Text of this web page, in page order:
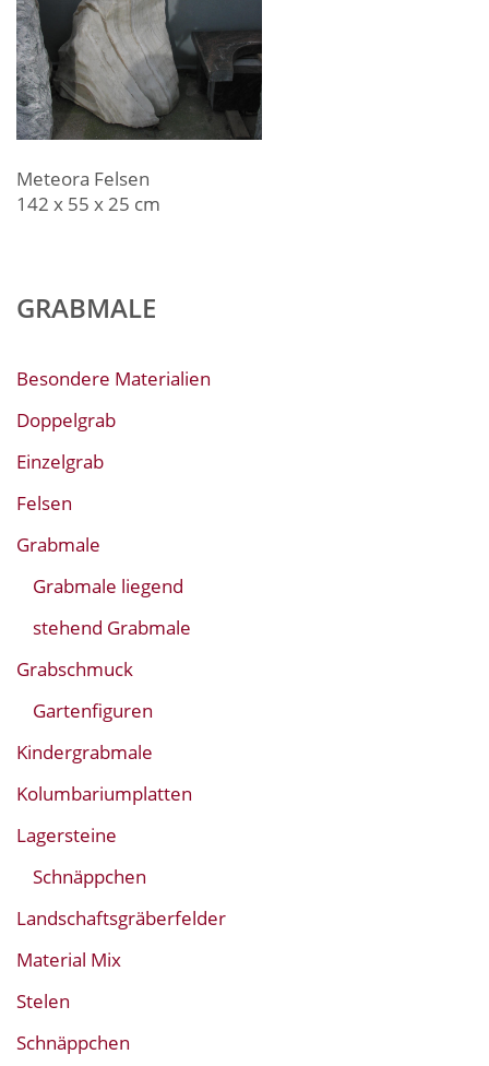
Meteora Felsen
142 x 55 x 25 cm
GRABMALE
Besondere Materialien
Doppelgrab
Einzelgrab
Felsen
Grabmale
Grabmale liegend
stehend Grabmale
Grabschmuck
Gartenfiguren
Kindergrabmale
Kolumbariumplatten
Lagersteine
Schnäppchen
Landschaftsgräberfelder
Material Mix
Stelen
Schnäppchen